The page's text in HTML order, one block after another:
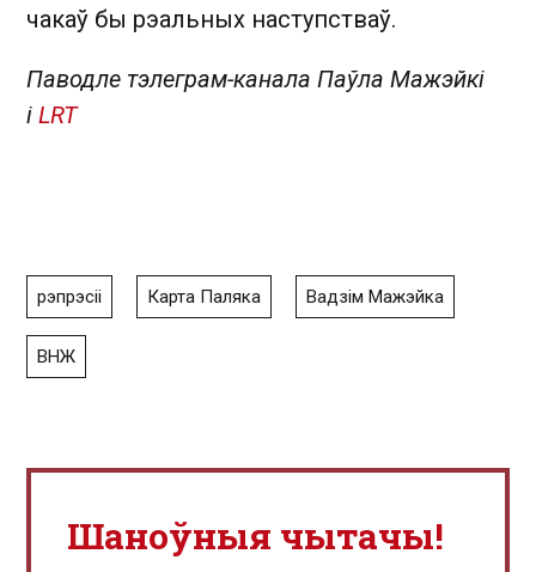
чакаў бы рэальных наступстваў.
Паводле тэлеграм-канала Паўла Мажэйкі
і LRT
рэпрэсіі Карта Паляка Вадзім Мажэйка
ВНЖ
Шаноўныя чытачы!